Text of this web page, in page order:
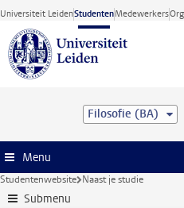
Ga direct naar de inhoud
Universiteit LeidenStudentenMedewerkers
Filosofie (BA)
Menu
Studentenwebsite Naast je studie
Submenu